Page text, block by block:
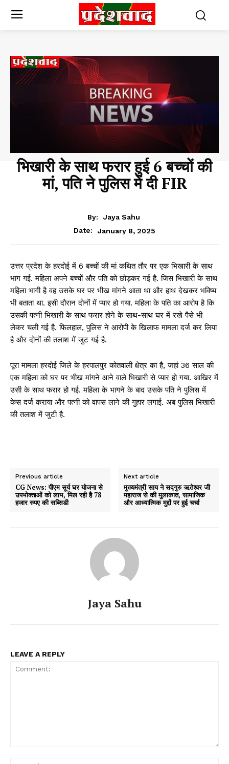
भिखारी के साथ फरार हुई 6 बच्चों की
मां, पति ने पुलिस में दी FIR
By:
Jaya Sahu
Date:
January 8, 2025
उत्तर प्रदेश के हरदोई में 6 बच्चों की मां कथित तौर पर एक भिखारी के साथ
भाग गई. महिला अपने बच्चों और पति को छोड़कर गई है. जिस भिखारी के साथ
महिला भागी है वह उसके घर पर भीख मांगने आता था और हाथ देखकर भविष्य
भी बताता था. इसी दौरान दोनों में प्यार हो गया. महिला के पति का आरोप है कि
उसकी पत्नी भिखारी के साथ फरार होने के साथ-साथ घर में रखे पैसे भी
लेकर चली गई है. फिलहाल, पुलिस ने आरोपी के खिलाफ मामला दर्ज कर लिया
है और दोनों की तलाश में जुट गई है.
पूरा मामला हरदोई जिले के हरपालपुर कोतवाली क्षेत्र का है, जहां 36 साल की
एक महिला को घर पर भीख मांगने आने वाले भिखारी से प्यार हो गया. आखिर में
उसी के साथ फरार हो गई. महिला के भागने के बाद उसके पति ने पुलिस में
केस दर्ज कराया और पत्नी को वापस लाने की गुहार लगाई. अब पुलिस भिखारी
की तलाश में जुटी है.
Previous article
CG News: पीएम सूर्य घर योजना से
उपभोक्ताओं को लाभ, मिल रही है 78
हजार रुपए की सब्सिडी
Next article
मुख्यमंत्री साय ने सद्गुरु ऋतेश्वर जी
महाराज से की मुलाकात, सामाजिक
और आध्यात्मिक मुद्दों पर हुई चर्चा
Jaya Sahu
LEAVE A REPLY